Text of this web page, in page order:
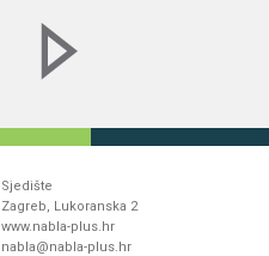
Sjedište
Zagreb, Lukoranska 2
www.nabla-plus.hr
nabla@nabla-plus.hr